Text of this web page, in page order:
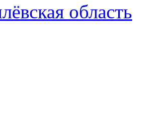
область